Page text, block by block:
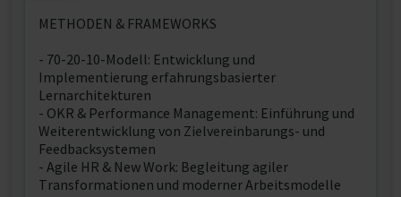
METHODEN & FRAMEWORKS
- 70-20-10-Modell: Entwicklung und
Implementierung erfahrungsbasierter
Lernarchitekturen
- OKR & Performance Management: Einführung und
Weiterentwicklung von Zielvereinbarungs- und
Feedbacksystemen
- Agile HR & New Work: Begleitung agiler
Transformationen und moderner Arbeitsmodelle